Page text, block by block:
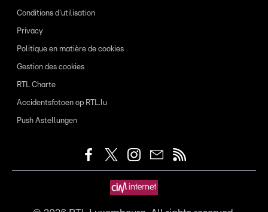
Conditions d'utilisation
Privacy
Politique en matière de cookies
Gestion des cookies
RTL Charte
Accidentsfotoen op RTL.lu
Push Astellungen